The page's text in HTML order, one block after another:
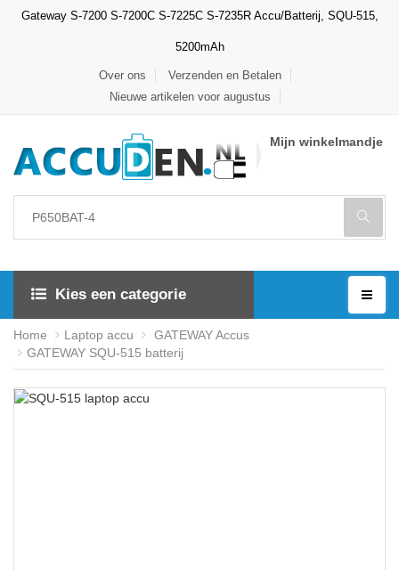
Gateway S-7200 S-7200C S-7225C S-7235R Accu/Batterij, SQU-515,
5200mAh
Over ons
Verzenden en Betalen
Nieuwe artikelen voor augustus
Mijn winkelmandje
Kies een categorie
Home Laptop accu
GATEWAY Accus
GATEWAY SQU-515 batterij